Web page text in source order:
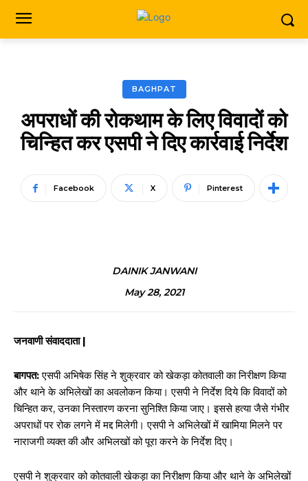
BAGHPAT
अपराधों की रोकथाम के लिए विवादों को
चिन्हित कर एसपी ने दिए कार्रवाई निर्देश
Facebook X Pinterest
DAINIK JANWANI
May 28, 2021
जनवाणी संवाददाता |
बागपत:एसपी अभिषेक सिंह ने शुक्रवार को खेकड़ा कोतवाली का निरीक्षण किया
और थाने के अभिलेखों का अवलोकन किया। एसपी ने निर्देश दिये कि विवादों को
चिन्हित कर, उनका निस्तारण करना सुनिश्ति किया जाए। इससे हत्या जैसे गंभीर
अपराधों पर रोक लगने में मद्द मिलेगी। एसपी ने अभिलेखों में खामिया मिलने पर
नाराजगी व्यक्त की और अभिलखों को पूरा करने के निर्देश दिए।
एसपी ने शुक्रवार को कोतवाली खेकड़ा का निरीक्षण किया और थाने के अभिलेखों